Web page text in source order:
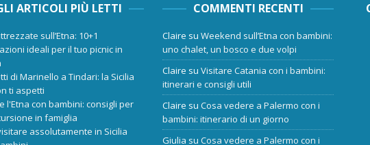
ARTICOLI PIÙ LETTI
sull’Etna: 10+1
ideali per il tuo picnic in
di Marinello a Tindari: la Sicilia
ti aspetti
l'Etna con bambini: consigli per
in famiglia
assolutamente in Sicilia
COMMENTI RECENTI
Claire suWeekend sull’Etna con bambini:
uno chalet, un bosco e due volpi
Claire suVisitare Catania con i bambini:
itinerari e consigli utili
Claire suCosa vedere a Palermo con i
bambini: itinerario di un giorno
Giulia suCosa vedere a Palermo con i